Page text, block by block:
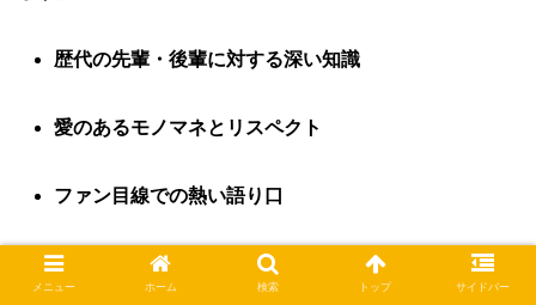
歴代の先輩・後輩に対する深い知識
愛のあるモノマネとリスペクト
ファン目線での熱い語り口
この「唯一無二の市場価値」がある限り、河合郁人さんの
需要がなくなることはありません。
メニュー ホーム 検索 トップ サイドバー